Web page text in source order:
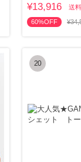
¥13,916 送
60%OFF
20